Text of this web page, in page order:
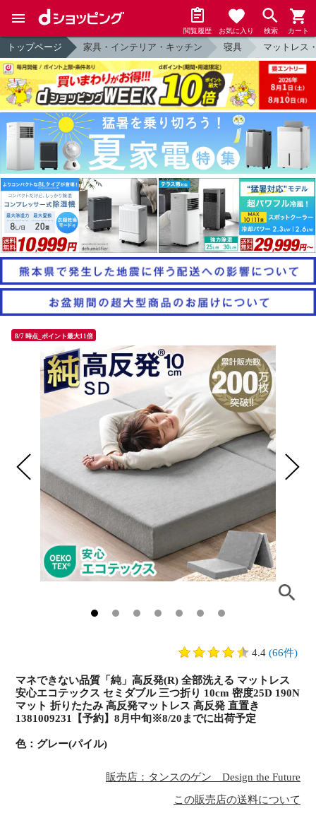
閲覧履歴 お気に入り 検索 カート
トップページ 家具・インテリア・キッチン 寝具 マットレス
8/7 時点_ポイント最大11倍
4.4 (66件)
マネできない品質「純」高反発(R) 全部洗える マットレス
安心エコテックス セミダブル 三つ折り 10cm 密度25D 190N
マット 折りたたみ 高反発マットレス 高反発 直置き
1381009231【予約】8月中旬※8/20までに出荷予定
色：グレー(パイル)
販売店：タンスのゲン Design the Future
この販売店の送料について